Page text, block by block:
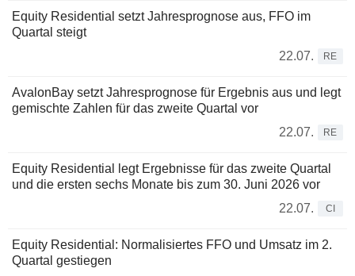
Equity Residential setzt Jahresprognose aus, FFO im
Quartal steigt
22.07.
RE
AvalonBay setzt Jahresprognose für Ergebnis aus und legt
gemischte Zahlen für das zweite Quartal vor
22.07.
RE
Equity Residential legt Ergebnisse für das zweite Quartal
und die ersten sechs Monate bis zum 30. Juni 2026 vor
22.07.
CI
Equity Residential: Normalisiertes FFO und Umsatz im 2.
Quartal gestiegen